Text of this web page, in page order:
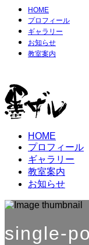
HOME
プロフィール
ギャラリー
お知らせ
教室案内
HOME
プロフィール
ギャラリー
教室案内
お知らせ
single-